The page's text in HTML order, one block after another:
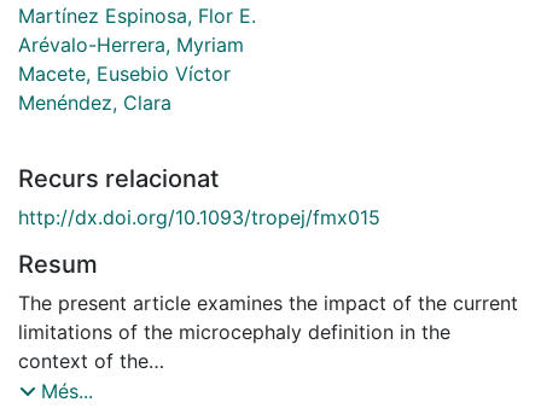
Martínez Espinosa, Flor E.
Arévalo-Herrera, Myriam
Macete, Eusebio Víctor
Menéndez, Clara
Recurs relacionat
http://dx.doi.org/10.1093/tropej/fmx015
Resum
The present article examines the impact of the current
limitations of the microcephaly definition in the
context of the
Zika virus outbreak. It highlights its dependence on the
Més...